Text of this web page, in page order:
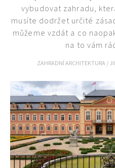
vybudovat zahradu,
musíte dodržet určité
můžeme vzdát a co
na to vám
ZAHRADNÍ ARCHITEKTURA /